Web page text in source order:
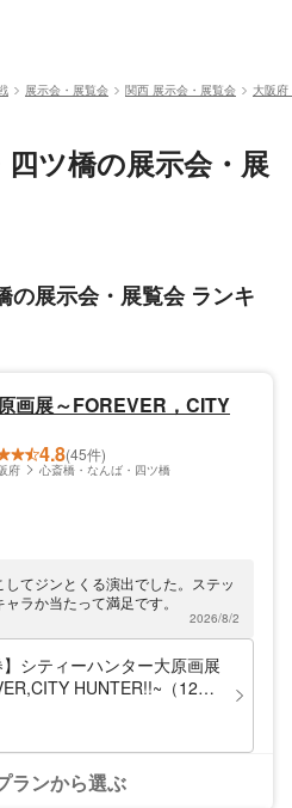
展示会・展覧会 関西 展示会・展覧会 大阪
ツ橋の展示会・展
の展示会・展覧会 ランキ
画展～FOREVER，CITY
4.8(45件)
府 心斎橋・なんば・四ツ橋
てジンとくる演出でした。ステッ
ラか当たって満足です。
2026/8/2
】シティーハンター大原画展
HUNTER!!~（12時
ランから選ぶ